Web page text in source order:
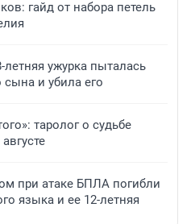
гайд от набора петель
ужурка пыталась
сына и убила его
таролог о судьбе
при атаке БПЛА погибли
языка и ее 12-летняя